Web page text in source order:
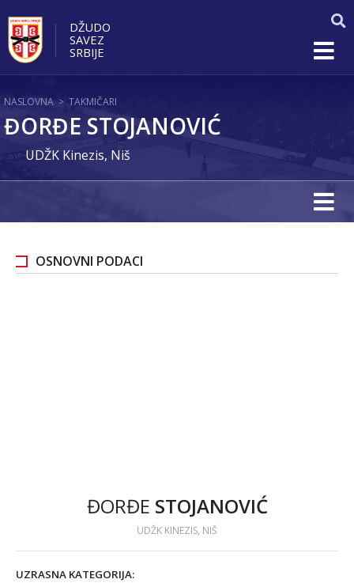
DŽUDO
SAVEZ
SRBIJE
NASLOVNA > TAKMIČARI
ĐORĐE STOJANOVIĆ
UDŽK Kinezis, Niš
OSNOVNI PODACI
ĐORĐE STOJANOVIĆ
UDŽK KINEZIS, NIŠ
UZRASNA KATEGORIJA: